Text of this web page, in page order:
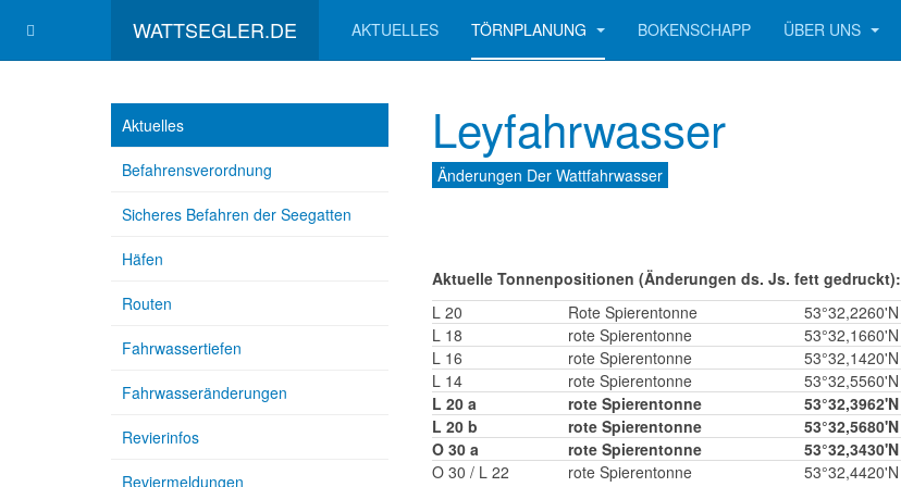
WATTSEGLER.DE AKTUELLES TÖRNPLANUNG BOKENSCHAPP ÜBER UNS
Leyfahrwasser
Änderungen Der Wattfahrwasser
Aktuelle Tonnenpositionen (Änderungen ds. Js. fett gedruckt):
L 20
Rote Spierentonne 53°32,2260'N
L 18
rote Spierentonne 53°32,1660'N
L 16
rote Spierentonne 53°32,1420'N
L 14
rote Spierentonne 53°32,5560'N
L 20 a
rote Spierentonne 53°32,3962'N
L 20 b
rote Spierentonne 53°32,5680'N
O 30 a
rote Spierentonne 53°32,3430'N
O 30 / L 22
rote Spierentonne 53°32,4420'N
Aktuelles
Befahrensverordnung
Sicheres Befahren der Seegatten
Häfen
Routen
Fahrwassertiefen
Fahrwasseränderungen
Revierinfos
Reviermeldungen